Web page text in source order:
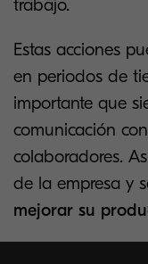
trabajo.
Estas acciones
en periodos de
importante que
comunicación
colaboradores.
de la empresa y
mejorar su